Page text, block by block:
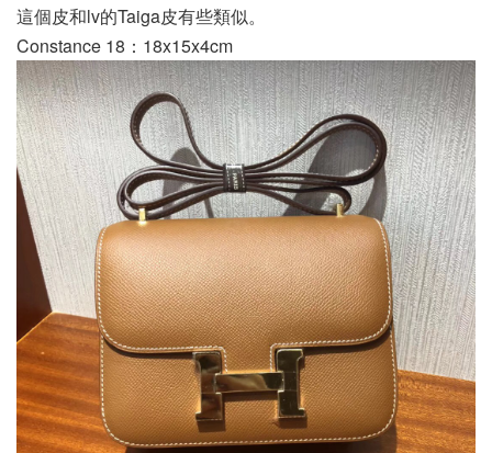
這個皮和lv的Taiga皮有些類似。
Constance 18：18x15x4cm